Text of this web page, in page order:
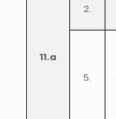
11.a
2.
5.